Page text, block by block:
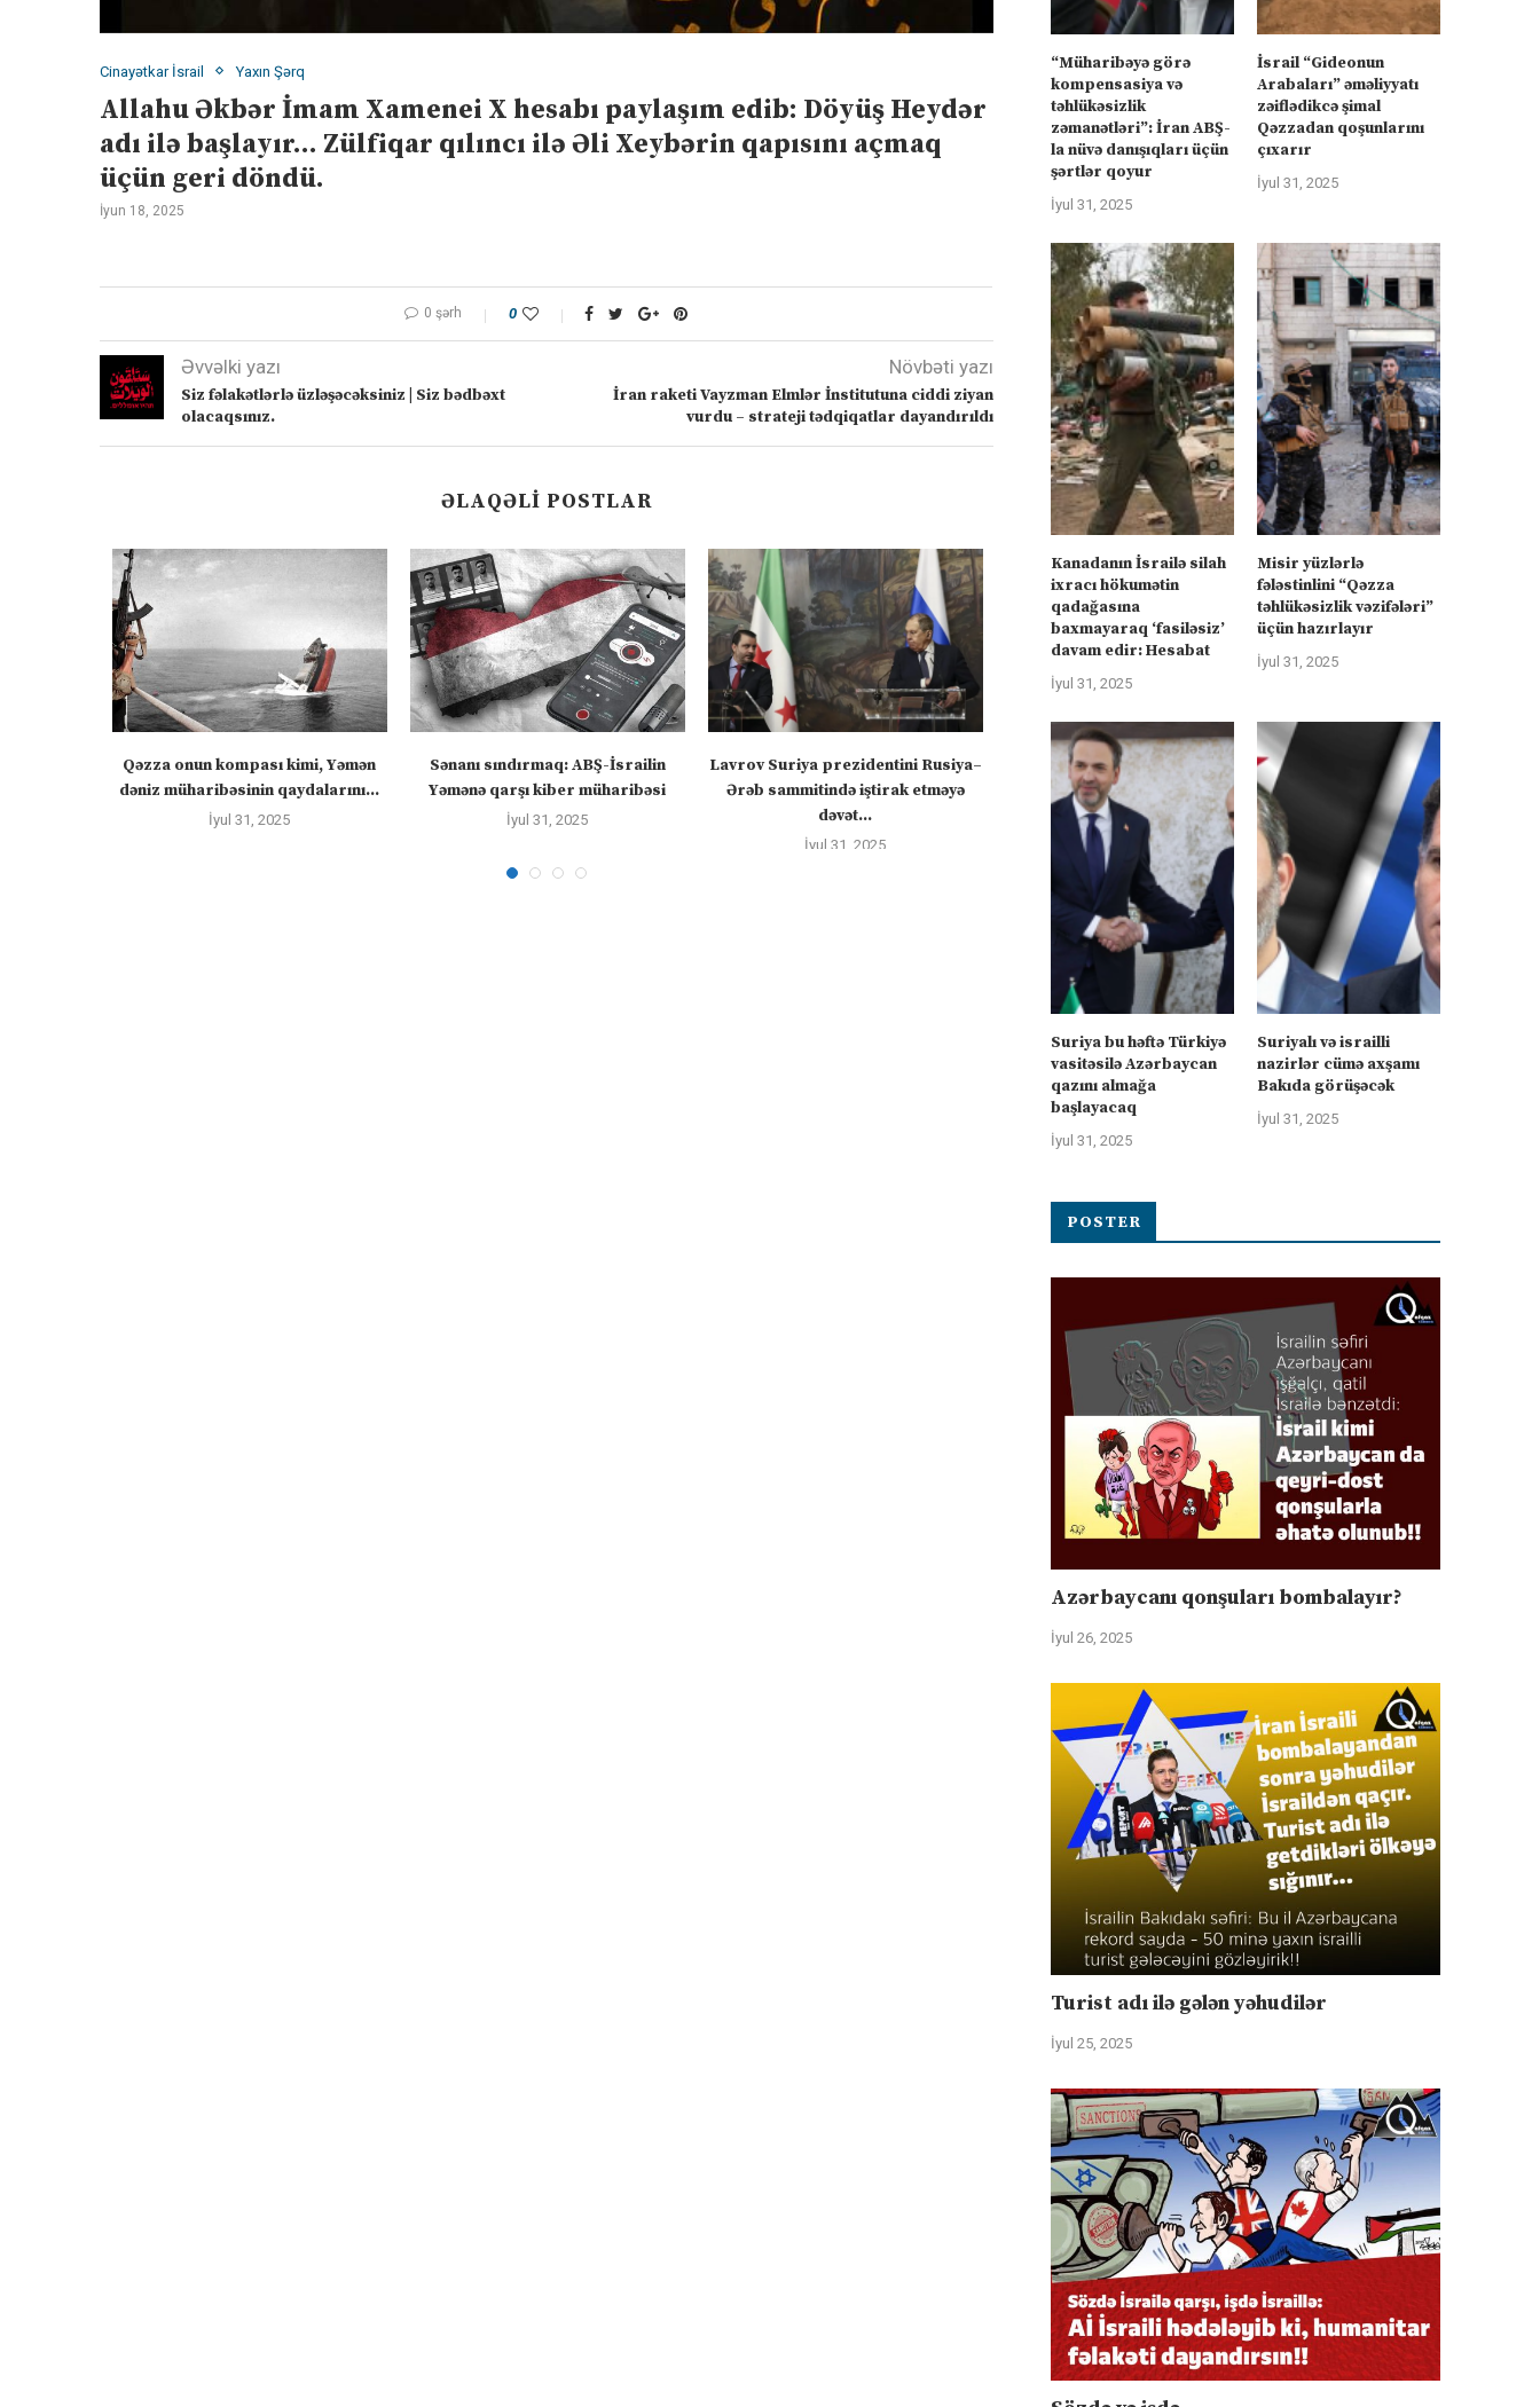
Cinayətkar İsrail Yaxın Şərq
Allahu Əkbər İmam Xamenei X hesabı paylaşım edib: Döyüş Heydər
adı ilə başlayır… Zülfiqar qılıncı ilə Əli Xeybərin qapısını açmaq
üçün geri döndü.
İyun 18, 2025
0 şərh 0
Əvvəlki yazı
Siz fəlakətlərlə üzləşəcəksiniz | Siz bədbəxt
olacaqsınız.
Növbəti yazı
İran raketi Vayzman Elmlər İnstitutuna ciddi ziyan
vurdu – strateji tədqiqatlar dayandırıldı
ƏLAQƏLI POSTLAR
Qəzza onun kompası kimi, Yəmən
dəniz müharibəsinin qaydalarını...
İyul 31, 2025
Sənanı sındırmaq: ABŞ-İsrailin
Yəmənə qarşı kiber müharibəsi
İyul 31, 2025
Lavrov Suriya prezidentini Rusiya–
Ərəb sammitində iştirak etməyə
dəvət...
İyul 31, 2025
“Müharibəyə görə kompensasiya və
təhlükəsizlik zəmanətləri”: İran
ABŞ-la...
İyul 31, 2025
İsrail “Gideonun
əməliyyatı zəiflədikcə
Qəzzadan qoşunlarını...
İyul 31, 2025
“Müharibəyə görə
kompensasiya və
təhlükəsizlik
zəmanətləri”: İran ABŞ-
la nüvə danışıqları üçün
şərtlər qoyur
İyul 31, 2025
İsrail “Gideonun
Arabaları” əməliyyatı
zəiflədikcə şimal
Qəzzadan qoşunlarını
çıxarır
İyul 31, 2025
Kanadanın İsrailə silah
ixracı hökumətin
qadağasına
baxmayaraq ‘fasiləsiz’
davam edir: Hesabat
İyul 31, 2025
Misir yüzlərlə
fələstinlini “Qəzza
təhlükəsizlik vəzifələri”
üçün hazırlayır
İyul 31, 2025
Suriya bu həftə Türkiyə
vasitəsilə Azərbaycan
qazını almağa
başlayacaq
İyul 31, 2025
Suriyalı və israilli
nazirlər cümə axşamı
Bakıda görüşəcək
İyul 31, 2025
POSTER
Azərbaycanı qonşuları bombalayır?
İyul 26, 2025
Turist adı ilə gələn yəhudilər
İyul 25, 2025